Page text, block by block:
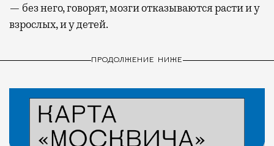
— без него, говорят, мозги отказываются расти и у
взрослых, и у детей.
ПРОДОЛЖЕНИЕ НИЖЕ